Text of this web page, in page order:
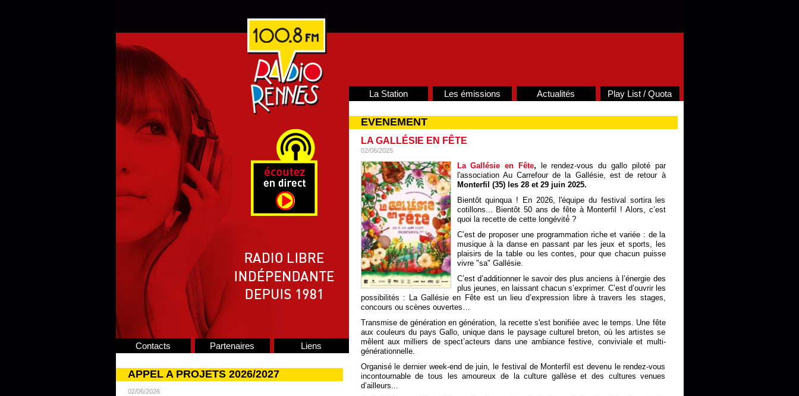
Contacts Partenaires Liens
APPEL A PROJETS 2026/2027
02/06/2026
La Station Les émissions Actualités Play List / Quota
EVENEMENT
LA GALLÉSIE EN FÊTE
02/06/2025
La Gallésie en Fête,
le rendez-vous du gallo piloté par
l'association Au Carrefour de la Gallésie, est de retour à
Monterfil (35) les 28 et 29 juin 2025.
Bientôt quinqua ! En 2026, l'équipe du festival sortira les
cotillons... Bientôt 50 ans de fête à Monterfil ! Alors, c’est
quoi la recette de cette longévité́ ?
C’est de proposer une programmation riche et variée : de la
musique à la danse en passant par les jeux et sports, les
plaisirs de la table ou les contes, pour que chacun puisse
vivre "sa" Gallésie.
C’est d’additionner le savoir des plus anciens à l’énergie des
plus jeunes, en laissant chacun s’exprimer. C’est d’ouvrir les
possibilités : La Gallésie en Fête est un lieu d’expression libre à travers les stages,
concours ou scènes ouvertes…
Transmise de génération en génération, la recette s'est bonifiée avec le temps. Une fête
aux couleurs du pays Gallo, unique dans le paysage culturel breton, où les artistes se
mêlent aux milliers de spect’acteurs dans une ambiance festive, conviviale et multi-
générationnelle.
Organisé le dernier week-end de juin, le festival de Monterfil est devenu le rendez-vous
incontournable de tous les amoureux de la culture gallèse et des cultures venues
d’ailleurs...